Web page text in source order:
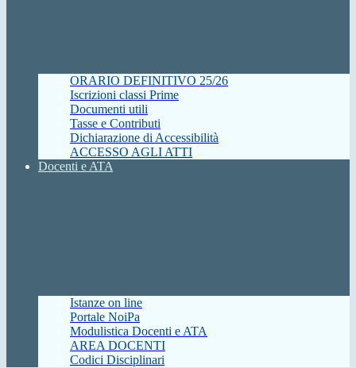
ORARIO DEFINITIVO 25/26
Iscrizioni classi Prime
Documenti utili
Tasse e Contributi
Dichiarazione di Accessibilità
ACCESSO AGLI ATTI
Docenti e ATA
Istanze on line
Portale NoiPa
Modulistica Docenti e ATA
AREA DOCENTI
Codici Disciplinari